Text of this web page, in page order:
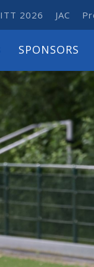
ITT 2026 JAC
SPONSORS